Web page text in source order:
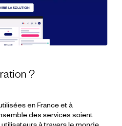
?
en France et à
des services soient